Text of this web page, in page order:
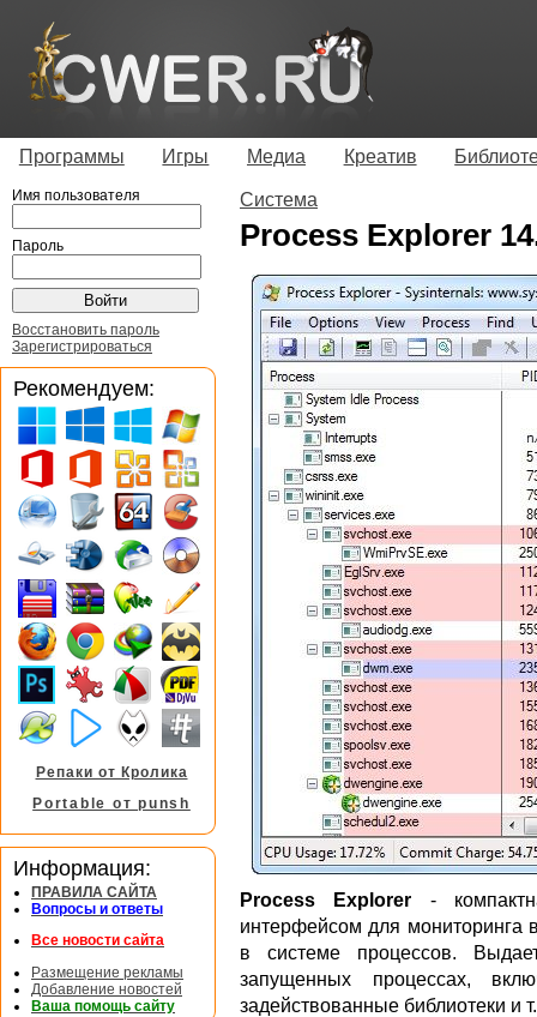
Программы Игры Медиа Креатив
Система
Process Explorer
Process Explorer -
интерфейсом для мониторинга
в системе процессов.
запущенных процессах,
задействованные библиотеки и
Имя пользователя
Пароль
Восстановить пароль
Зарегистрироваться
Рекомендуем:
Репаки от Кролика
Portable от punsh
Информация:
ПРАВИЛА САЙТА
Вопросы и ответы
Все новости сайта
Размещение рекламы
Добавление новостей
Ваша помощь сайту